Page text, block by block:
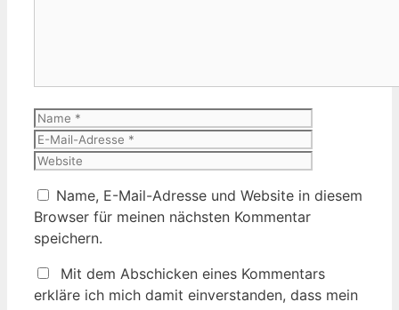
Name
Name, E-Mail-Adresse und Website in diesem
Browser für meinen nächsten Kommentar
speichern.
Mit dem Abschicken eines Kommentars
erkläre ich mich damit einverstanden, dass mein